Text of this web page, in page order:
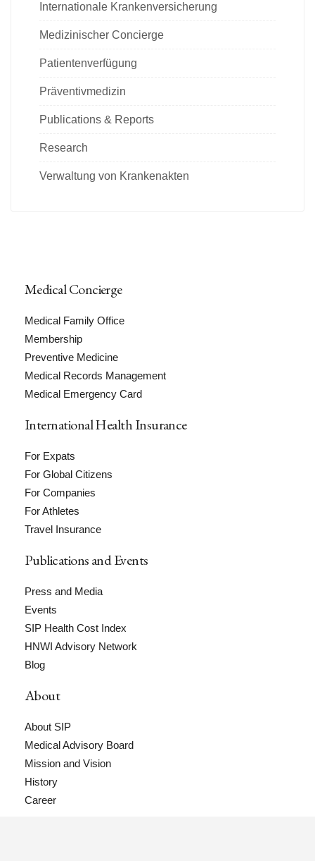
Internationale Krankenversicherung
Medizinischer Concierge
Patientenverfügung
Präventivmedizin
Publications & Reports
Research
Verwaltung von Krankenakten
Medical Concierge
Medical Family Office
Membership
Preventive Medicine
Medical Records Management
Medical Emergency Card
International Health Insurance
For Expats
For Global Citizens
For Companies
For Athletes
Travel Insurance
Publications and Events
Press and Media
Events
SIP Health Cost Index
HNWI Advisory Network
Blog
About
About SIP
Medical Advisory Board
Mission and Vision
History
Career